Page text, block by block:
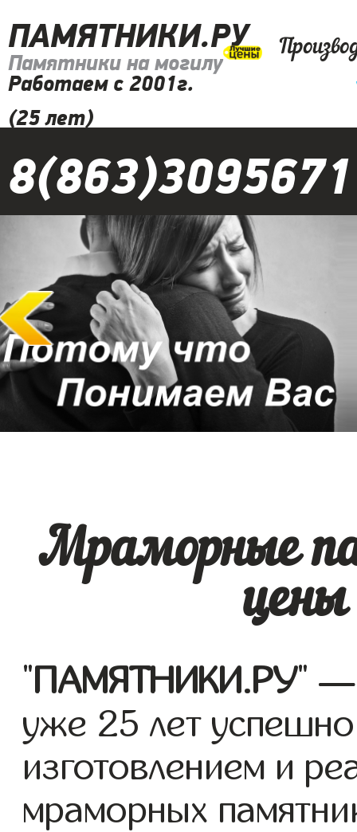
ПАМЯТНИКИ.РУ
Памятники на могилу
Работаем с 2001г.
(25 лет)
8(863)3095671
Мраморные
"ПАМЯТНИКИ.РУ" —
уже 25 лет
изготовлением и
мраморных